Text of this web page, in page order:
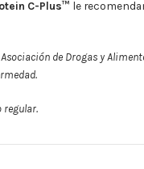
C-Plus™ le
de Drogas y
regular.